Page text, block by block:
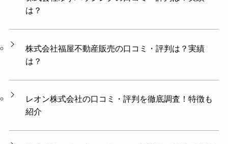
は？
株式会社福屋不動産販売の口コミ・評判は？実績
は？
レオン株式会社の口コミ・評判を徹底調査！特徴も
紹介